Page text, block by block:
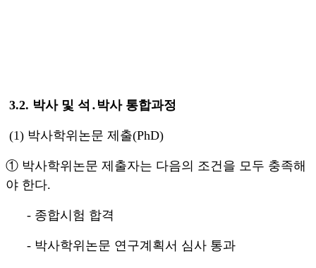
3.2. 박사 및 석 ․ 박사 통합과정
(1) 박사학위논문 제출(PhD)
① 박사학위논문 제출자는 다음의 조건을 모두 충족해
야 한다.
- 종합시험 합격
- 박사학위논문 연구계획서 심사 통과